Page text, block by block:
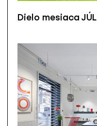
Dielo mesiaca JÚL